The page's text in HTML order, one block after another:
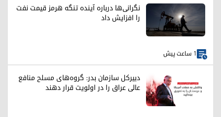
نگرانی‌ها درباره آینده تنگه هرمز قیمت نفت
را افزایش داد
1 ساعت پیش
دبیرکل سازمان بدر: گروه‌های مسلح منافع
عالی عراق را در اولویت قرار دهند